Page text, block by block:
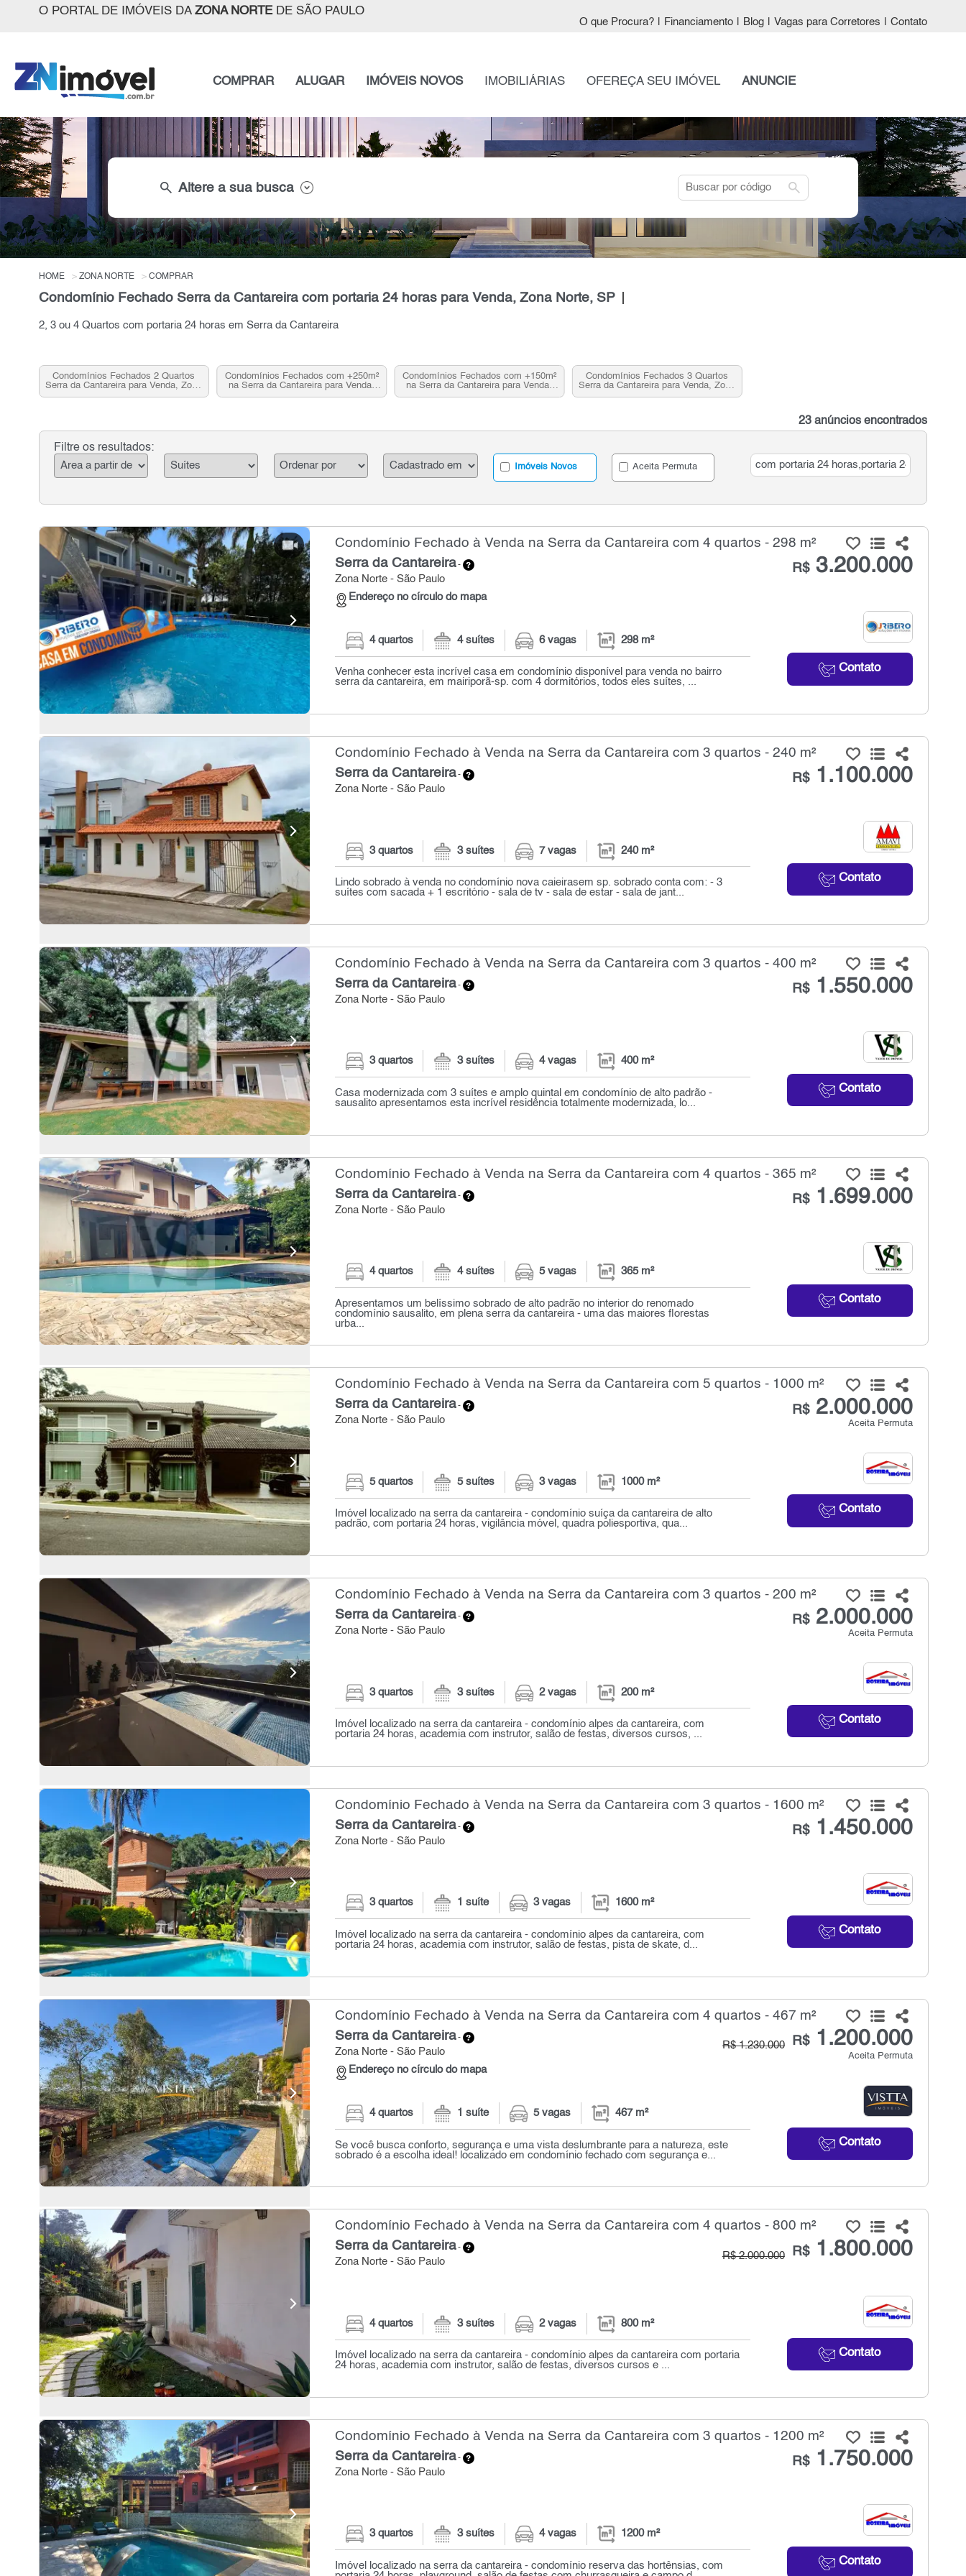
O PORTAL DE IMÓVEIS DA ZONA NORTEDE SÃO PAULO
O que Procura? Financiamento Blog Vagas para Corretores Contato
COMPRAR ALUGAR IMÓVEIS NOVOS IMOBILIÁRIAS OFEREÇA SEU IMÓVEL ANUNCIE
search Altere a sua busca search
HOME ZONA NORTE COMPRAR
Condomínio Fechado Serra da Cantareira com portaria 24 horas para Venda, Zona Norte, SP
2, 3 ou 4 Quartos com portaria 24 horas em Serra da Cantareira
Condomínios Fechados 2 Quartos
Serra da Cantareira para Venda, Zona
Norte, SP
Condomínios Fechados com +250m²
na Serra da Cantareira para Venda,
Zona Norte, SP
Condomínios Fechados com +150m²
na Serra da Cantareira para Venda,
Zona Norte, SP
Condomínios Fechados 3 Quartos
Serra da Cantareira para Venda, Zona
Norte, SP
23 anúncios encontrados
Filtre os resultados:
Imóveis Novos Aceita Permuta
Condomínio Fechado à Venda na Serra da Cantareira com 4 quartos - 298 m²
Serra da Cantareira-
Zona Norte - São Paulo
Endereço no círculo do mapa
R$3.200.000
Contato
4 quartos 4 suítes 6 vagas 298 m²
Venha conhecer esta incrível casa em condomínio disponível para venda no bairro
serra da cantareira, em mairiporã-sp. com 4 dormitórios, todos eles suítes, ...
Condomínio Fechado à Venda na Serra da Cantareira com 3 quartos - 240 m²
Serra da Cantareira-
Zona Norte - São Paulo
R$1.100.000
Contato
3 quartos 3 suítes 7 vagas 240 m²
Lindo sobrado à venda no condomínio nova caieirasem sp. sobrado conta com: - 3
suítes com sacada + 1 escritório - sala de tv - sala de estar - sala de jant...
Condomínio Fechado à Venda na Serra da Cantareira com 3 quartos - 400 m²
Serra da Cantareira-
Zona Norte - São Paulo
R$1.550.000
Contato
3 quartos 3 suítes 4 vagas 400 m²
Casa modernizada com 3 suítes e amplo quintal em condomínio de alto padrão -
sausalito apresentamos esta incrível residência totalmente modernizada, lo...
Condomínio Fechado à Venda na Serra da Cantareira com 4 quartos - 365 m²
Serra da Cantareira-
Zona Norte - São Paulo
R$1.699.000
Contato
4 quartos 4 suítes 5 vagas 365 m²
Apresentamos um belíssimo sobrado de alto padrão no interior do renomado
condomínio sausalito, em plena serra da cantareira - uma das maiores florestas
urba...
Condomínio Fechado à Venda na Serra da Cantareira com 5 quartos - 1000 m²
Serra da Cantareira-
Zona Norte - São Paulo
R$2.000.000
Aceita Permuta
Contato
5 quartos 5 suítes 3 vagas 1000 m²
Imóvel localizado na serra da cantareira - condomínio suíça da cantareira de alto
padrão, com portaria 24 horas, vigilância móvel, quadra poliesportiva, qua...
Condomínio Fechado à Venda na Serra da Cantareira com 3 quartos - 200 m²
Serra da Cantareira-
Zona Norte - São Paulo
R$2.000.000
Aceita Permuta
Contato
3 quartos 3 suítes 2 vagas 200 m²
Imóvel localizado na serra da cantareira - condomínio alpes da cantareira, com
portaria 24 horas, academia com instrutor, salão de festas, diversos cursos, ...
Condomínio Fechado à Venda na Serra da Cantareira com 3 quartos - 1600 m²
Serra da Cantareira-
Zona Norte - São Paulo
R$1.450.000
Contato
3 quartos 1 suíte 3 vagas 1600 m²
Imóvel localizado na serra da cantareira - condomínio alpes da cantareira, com
portaria 24 horas, academia com instrutor, salão de festas, pista de skate, d...
Condomínio Fechado à Venda na Serra da Cantareira com 4 quartos - 467 m²
Serra da Cantareira-
Zona Norte - São Paulo
Endereço no círculo do mapa
R$1.200.000
R$ 1.230.000
Aceita Permuta
Contato
4 quartos 1 suíte 5 vagas 467 m²
Se você busca conforto, segurança e uma vista deslumbrante para a natureza, este
sobrado é a escolha ideal! localizado em condomínio fechado com segurança e...
Condomínio Fechado à Venda na Serra da Cantareira com 4 quartos - 800 m²
Serra da Cantareira-
Zona Norte - São Paulo
R$1.800.000
R$ 2.000.000
Contato
4 quartos 3 suítes 2 vagas 800 m²
Imóvel localizado na serra da cantareira - condomínio alpes da cantareira com portaria
24 horas, academia com instrutor, salão de festas, diversos cursos e ...
Condomínio Fechado à Venda na Serra da Cantareira com 3 quartos - 1200 m²
Serra da Cantareira-
Zona Norte - São Paulo
R$1.750.000
Contato
3 quartos 3 suítes 4 vagas 1200 m²
Imóvel localizado na serra da cantareira - condomínio reserva das hortênsias, com